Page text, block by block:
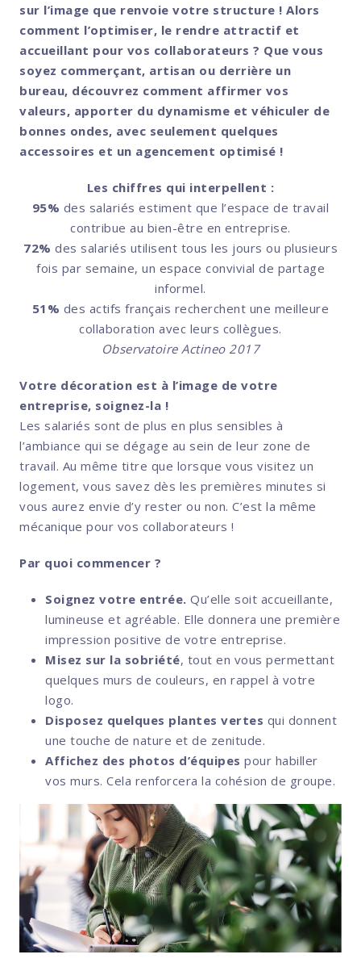
sur l’image que renvoie votre structure ! Alors
comment l’optimiser, le rendre attractif et
accueillant pour vos collaborateurs ? Que vous
soyez commerçant, artisan ou derrière un
bureau, découvrez comment affirmer vos
valeurs, apporter du dynamisme et véhiculer de
bonnes ondes, avec seulement quelques
accessoires et un agencement optimisé !
Les chiffres qui interpellent :
95% des salariés estiment que l’espace de travail
contribue au bien-être en entreprise.
72% des salariés utilisent tous les jours ou plusieurs
fois par semaine, un espace convivial de partage
informel.
51% des actifs français recherchent une meilleure
collaboration avec leurs collègues.
Observatoire Actineo 2017
Votre décoration est à l’image de votre
entreprise, soignez-la !
Les salariés sont de plus en plus sensibles à
l’ambiance qui se dégage au sein de leur zone de
travail. Au même titre que lorsque vous visitez un
logement, vous savez dès les premières minutes si
vous aurez envie d’y rester ou non. C’est la même
mécanique pour vos collaborateurs !
Par quoi commencer ?
Soignez votre entrée. Qu’elle soit accueillante,
lumineuse et agréable. Elle donnera une première
impression positive de votre entreprise.
Misez sur la sobriété, tout en vous permettant
quelques murs de couleurs, en rappel à votre
logo.
Disposez quelques plantes vertes qui donnent
une touche de nature et de zenitude.
Affichez des photos d’équipes pour habiller
vos murs. Cela renforcera la cohésion de groupe.